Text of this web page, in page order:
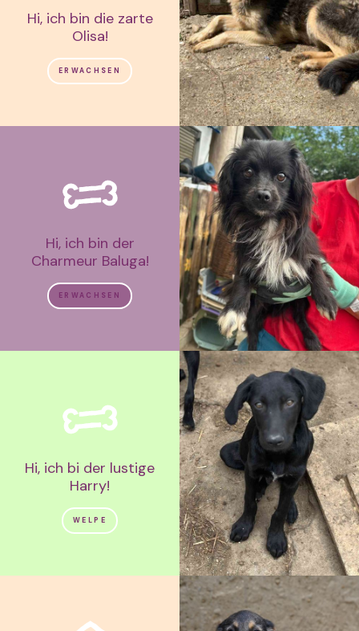
Hi, ich bin die zarte
Olisa!
ERWACHSEN
Hi, ich bin der
Charmeur Baluga!
ERWACHSEN
Hi, ich bi der lustige
Harry!
WELPE